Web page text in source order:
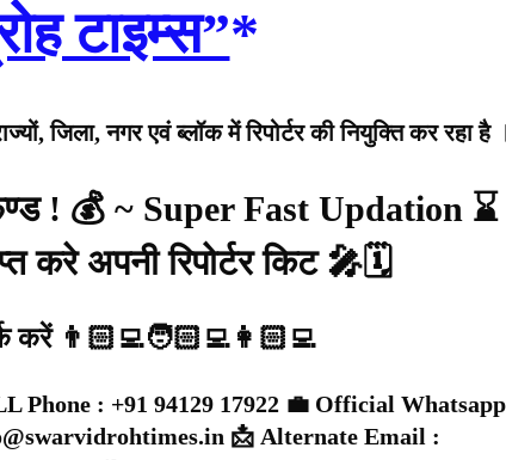
टाइम्स”*
जिला, नगर एवं ब्लॉक में रिपोर्टर की नियुक्ति कर रहा है
! 💰 ~ Super Fast Updation
करे अपनी रिपोर्टर किट 🎤🗓️
करें 👨🏻‍💻🧑🏻‍💻👩🏻‍💻
Phone : +91 94129 17922 💼 Official
📩 Alternate Email :